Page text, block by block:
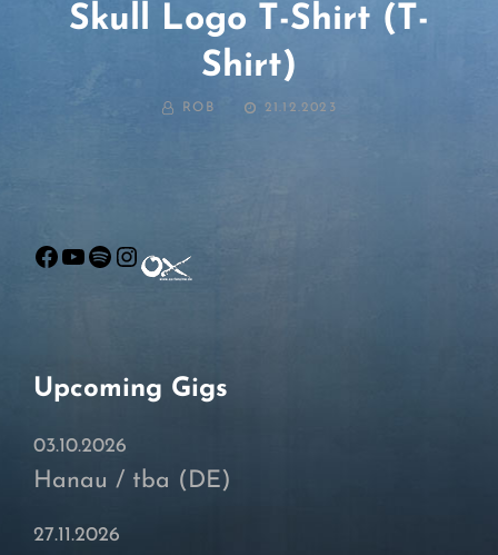
Skull Logo T-Shirt (T-
Shirt)
BY ROB
POSTED
21.12.2023
Facebook
YouTube
Spotify
Instagram
Upcoming Gigs
03.10.2026
Hanau / tba (DE)
27.11.2026